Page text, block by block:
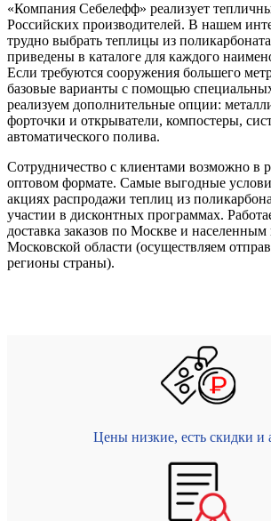
«Компания Себелефф» реализует
Российских производителей. В нашем
трудно выбрать теплицы из
приведены в каталоге для каждого
Если требуются сооружения большего
базовые варианты с помощью
реализуем дополнительные опции:
форточки и открыватели, компостеры,
автоматического полива.
Сотрудничество с клиентами возможно в
оптовом формате. Самые выгодные
акциях распродажи теплиц из
участии в дисконтных программах.
доставка заказов по Москве и
Московской области (осуществляем
регионы страны).
Цены низкие, есть скидки и